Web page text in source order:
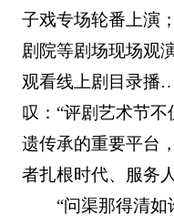
子戏专场轮番上演
剧院等剧场现场观
观看线上剧目录播
叹：“评剧艺术节
遗传承的重要平台
者扎根时代、服务
“问渠那得清如